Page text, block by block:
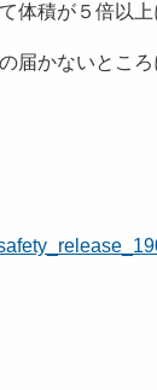
体積が５倍以上
届かないとこ